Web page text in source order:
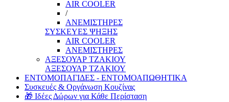
AIR COOLER
/
ΑΝΕΜΙΣΤΗΡΕΣ
ΣΥΣΚΕΥΕΣ ΨΗΞΗΣ
AIR COOLER
ΑΝΕΜΙΣΤΗΡΕΣ
ΑΞΕΣΟΥΑΡ ΤΖΑΚΙΟΥ
ΑΞΕΣΟΥΑΡ ΤΖΑΚΙΟΥ
ΕΝΤΟΜΟΠΑΓΙΔΕΣ - ΕΝΤΟΜΟΑΠΩΘΗΤΙΚΑ
Συσκευές & Οργάνωση Κουζίνας
🎁 Ιδέες Δώρων για Κάθε Περίσταση